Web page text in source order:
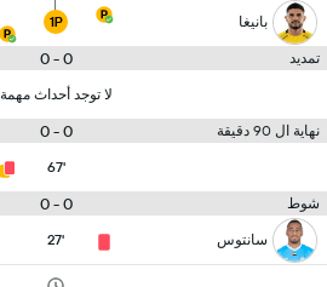
بانيغا 1P
تمديد 0 - 0
لا توجد أحداث مهمة
نهاية ال 90 دقيقة 0 - 0
67'
شوط 0 - 0
سانتوس 27'